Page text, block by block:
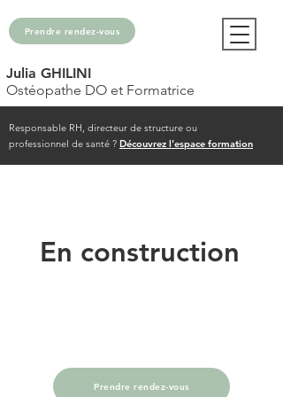
Prendre rendez-vous
Julia GHILINI
Ostéopathe DO et Formatrice
Responsable RH, directeur de structure ou
professionnel de santé ? Découvrez l'espace formation
En construction
Prendre rendez-vous